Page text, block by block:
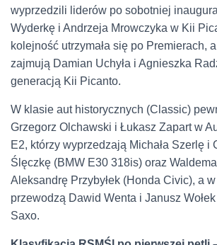
wyprzedzili liderów po sobotniej
Wyderkę i Andrzeja Mrowczyka w Kii
kolejność utrzymała się po Premierach,
zajmują Damian Uchyła i Agnieszka
generacją Kii Picanto.
W klasie aut historycznych (Classic)
Grzegorz Olchawski i Łukasz Zapart w
E2, którzy wyprzedzają Michała Szerlę i
Ślęczkę (BMW E30 318is) oraz
Aleksandrę Przybyłek (Honda Civic), a
przewodzą Dawid Wenta i Janusz
Saxo.